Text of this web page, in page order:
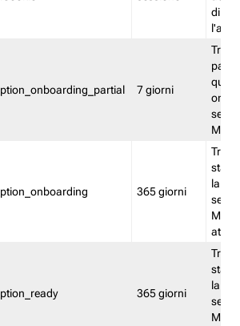
7 giorni
365 giorni
stata
la
365 giorni
stata
la